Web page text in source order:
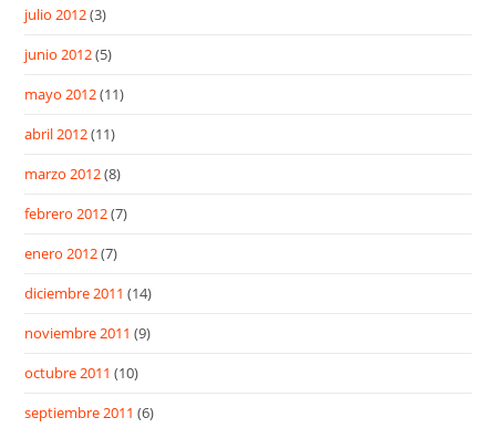
julio 2012(3)
junio 2012(5)
mayo 2012(11)
abril 2012(11)
marzo 2012(8)
febrero 2012(7)
enero 2012(7)
diciembre 2011 (14)
noviembre 2011 (9)
octubre 2011 (10)
septiembre 2011 (6)